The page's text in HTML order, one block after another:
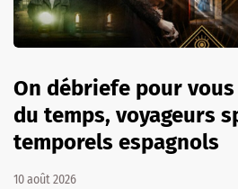
On débriefe pour
du temps, voyageurs
temporels espagnols
10 août 2026